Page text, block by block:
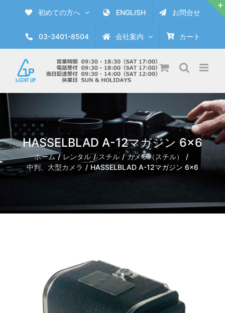
初めての方へ ENGLISH お問合せ
03-3401-8504 会社案内 カート
HASSELBLAD A-12マガジン 6×6
ホーム レンタル スチル
カメラ（スチル）
中判、大型カメラ
HASSELBLAD A-12マガジン 6×6